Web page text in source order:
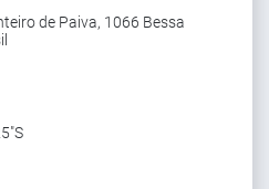
de Paiva, 1066 Bessa